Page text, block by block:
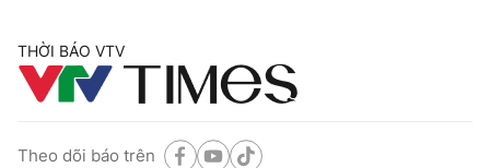
THỜI BÁO VTV
Theo dõi báo trên